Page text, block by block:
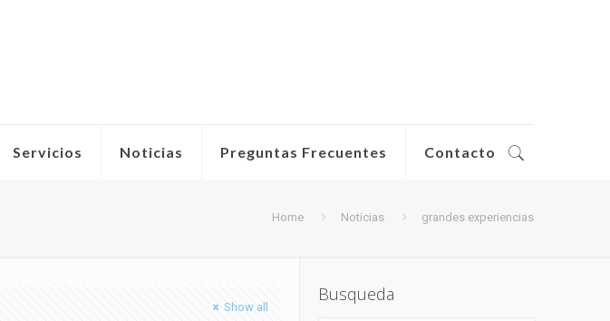
Servicios Noticias Preguntas Frecuentes Contacto
Home Noticias grandes experiencias
Show all
Busqueda